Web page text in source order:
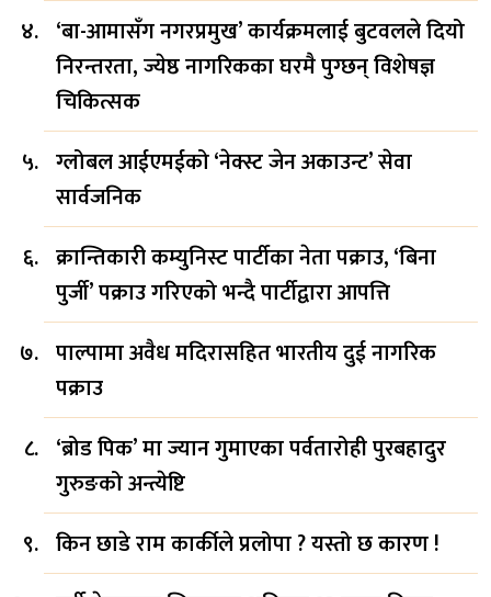
‘बा-आमासँग नगरप्रमुख’ कार्यक्रमलाई बुटवलले दियो
निरन्तरता, ज्येष्ठ नागरिकका घरमै पुग्छन् विशेषज्ञ
चिकित्सक
ग्लोबल आईएमईको ‘नेक्स्ट जेन अकाउन्ट’ सेवा
सार्वजनिक
क्रान्तिकारी कम्युनिस्ट पार्टीका नेता पक्राउ, ‘बिना
पुर्जी’ पक्राउ गरिएको भन्दै पार्टीद्वारा आपत्ति
पाल्पामा अवैध मदिरासहित भारतीय दुई नागरिक
पक्राउ
‘ब्रोड पिक’ मा ज्यान गुमाएका पर्वतारोही पुरबहादुर
गुरुङको अन्त्येष्टि
किन छाडे राम कार्कीले प्रलोपा ? यस्तो छ कारण !